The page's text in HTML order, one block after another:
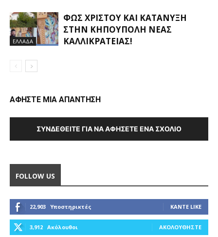
ΕΛΛΑΔΑ
ΦΩΣ ΧΡΙΣΤΟΎ ΚΑΙ ΚΑΤΆΝΥΞΗ
ΣΤΗΝ ΚΗΠΟΎΠΟΛΗ ΝΈΑΣ
ΚΑΛΛΙΚΡΆΤΕΙΑΣ!
ΑΦΗΣΤΕ ΜΙΑ ΑΠΑΝΤΗΣΗ
ΣΥΝΔΕΘΕΊΤΕ ΓΙΑ ΝΑ ΑΦΉΣΕΤΕ ΈΝΑ ΣΧΌΛΙΟ
FOLLOW US
22,903 Υποστηρικτές ΚΆΝΤΕ LIKE
3,912 Ακόλουθοι ΑΚΟΛΟΥΘΉΣΤΕ